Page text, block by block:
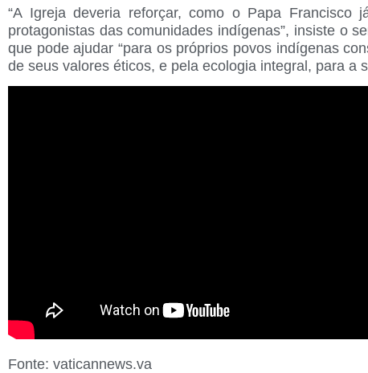
“A Igreja deveria reforçar, como o Papa Francisco
protagonistas das comunidades indígenas”, insiste o
que pode ajudar “para os próprios povos indígenas
de seus valores éticos, e pela ecologia integral, para a
Fonte: vaticannews.va